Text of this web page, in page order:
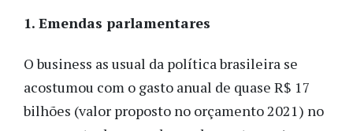
1. Emendas parlamentares
O business as usual da política brasileira se
acostumou com o gasto anual de quase R$ 17
bilhões (valor proposto no orçamento 2021) no